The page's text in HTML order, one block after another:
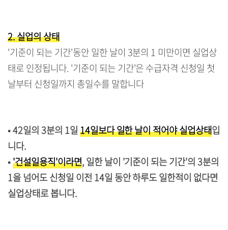
2. 실업의 상태
'기준이 되는 기간'동안 일한 날이 3분의 1 미만이면 실업상
태로 인정됩니다. '기준이 되는 기간'은 수급자격 신청일 첫
날부터 신청일까지 총일수를 말합니다
• 42일의 3분의 1일14일보다 일한 날이 적어야 실업상태입
니다.
•'건설일용직'이라면, 일한 날이 '기준이 되는 기간'의 3분의
1을 넘어도 신청일 이전 14일 동안 하루도 일한적이 없다면
실업상태로 봅니다.